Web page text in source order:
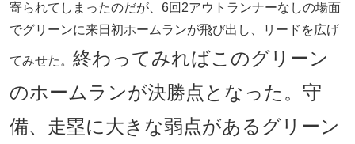
寄られてしまったのだが、6回2アウトランナーなしの場面
でグリーンに来日初ホームランが飛び出し、リードを広げ
てみせた。 終わってみればこのグリーン
のホームランが決勝点となった。守
備、走塁に大きな弱点があるグリーン